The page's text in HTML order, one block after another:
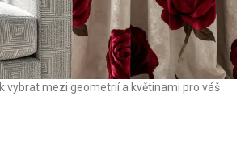
vybrat mezi geometrií a květinami pro váš